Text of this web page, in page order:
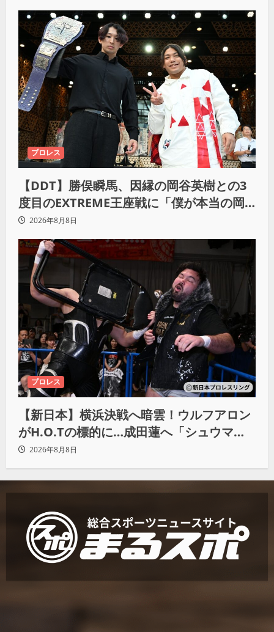
プロレス
【DDT】勝俣瞬馬、因縁の岡谷英樹との3
度目のEXTREME王座戦に「僕が本当の岡
谷英樹を引き出して獲りたい」
2026年8月8日
プロレス
【新日本】横浜決戦へ暗雲！ウルフアロン
がH.O.Tの標的に…成田蓮へ「シュウマイ
にしてやる」と怒り爆発
2026年8月8日